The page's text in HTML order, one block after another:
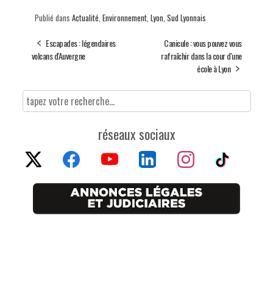
Publié dans Actualité, Environnement, Lyon, Sud Lyonnais
Escapades : légendaires
volcans d'Auvergne
Canicule : vous pouvez vous
rafraîchir dans la cour d'une
école à Lyon
réseaux sociaux